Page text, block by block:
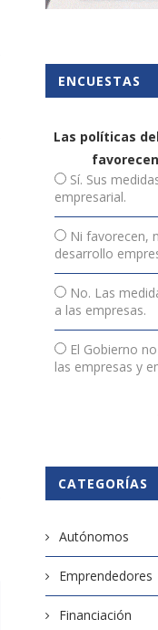
¿Qué es una
ENCUESTAS
Las políticas
Sí. Sus
empresarial.
Ni favorecen,
desarrollo
No. Las
a las empresas.
El Gobierno
las empresas y
CATEGORÍAS
Autónomos
Emprendedores
Financiación